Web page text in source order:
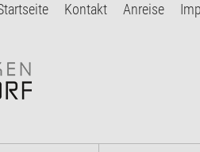
Kontakt Anreise